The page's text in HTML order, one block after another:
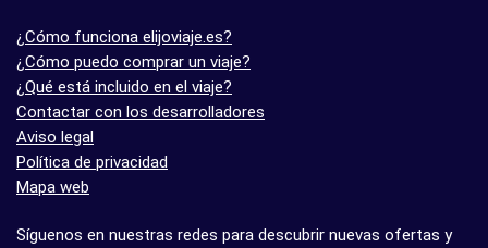
¿Cómo funciona elijoviaje.es?
¿Cómo puedo comprar un viaje?
¿Qué está incluido en el viaje?
Contactar con los desarrolladores
Aviso legal
Política de privacidad
Mapa web
Síguenos en nuestras redes para descubrir nuevas ofertas y